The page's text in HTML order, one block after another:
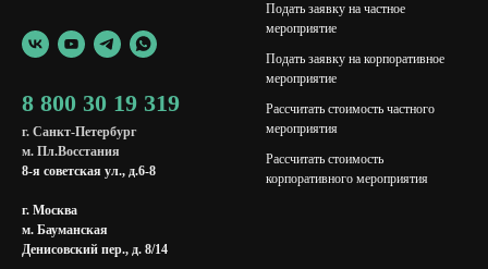
8 800 30 19 319
г. Санкт-Петербург
м. Пл.Восстания
8-я советская ул., д.6-8
г. Москва
м. Бауманская
Денисовский пер., д. 8/14
Подать заявку на частное
мероприятие
Подать заявку на корпоративное
мероприятие
Рассчитать стоимость частного
мероприятия
Рассчитать стоимость
корпоративного мероприятия